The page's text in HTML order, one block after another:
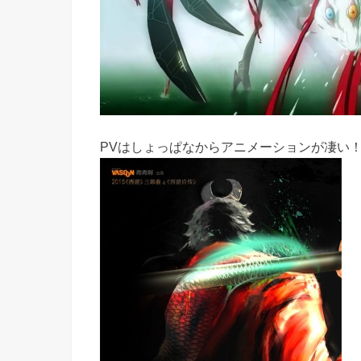
PVはしょっぱなからアニメーションが凄い